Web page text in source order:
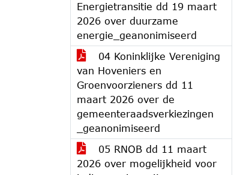
Energietransitie dd 19 maart
2026 over duurzame
energie_geanonimiseerd
04 Koninklijke Vereniging
van Hoveniers en
Groenvoorzieners dd 11
maart 2026 over de
gemeenteraadsverkiezingen
_geanonimiseerd
05 RNOB dd 11 maart
2026 over mogelijkheid voor